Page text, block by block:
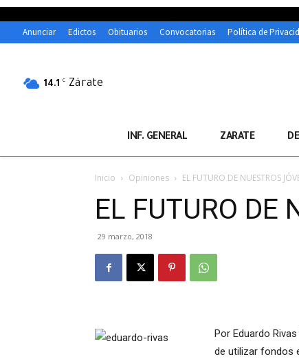
Anunciar Edictos Obituarios Convocatorias Política de
14.1 C Zárate
INF. GENERAL ZARATE
Inicio Opiniones EL FUTURO DE NUESTROS
EL FUTURO DE
29 marzo, 2018
Por Eduardo
de utilizar fondos